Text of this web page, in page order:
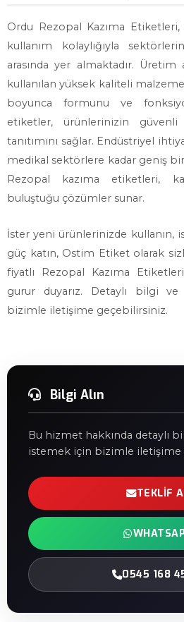
Ordu Rezopal Kazıma Etiketleri,
kullanım kolaylığıyla
arasında yer almaktadır. Üretim
kullanılan yüksek kaliteli
boyunca formunu ve
etiketler, ürünlerinizin
tanıtımını sağlar. Endüstriyel
medikal sektörlere kadar geniş
Rezopal kazıma etiketleri,
buluştuğu çözümler sunar.
İster yeni ürünlerinizde kullanın,
güç katın, Ostim Etiket olarak
fiyatlı Rezopal Kazıma
gurur duyarız. Detaylı bilgi
bizimle iletişime geçebilirsiniz.
Bilgi Alın
Bu hizmet hakkında detaylı
istemek için bizimle iletişime
TEKLIF
0545 168